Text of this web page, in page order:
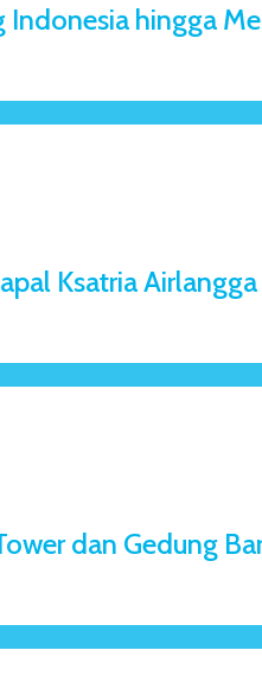
Indonesia hingga
Ksatria
dan Gedung